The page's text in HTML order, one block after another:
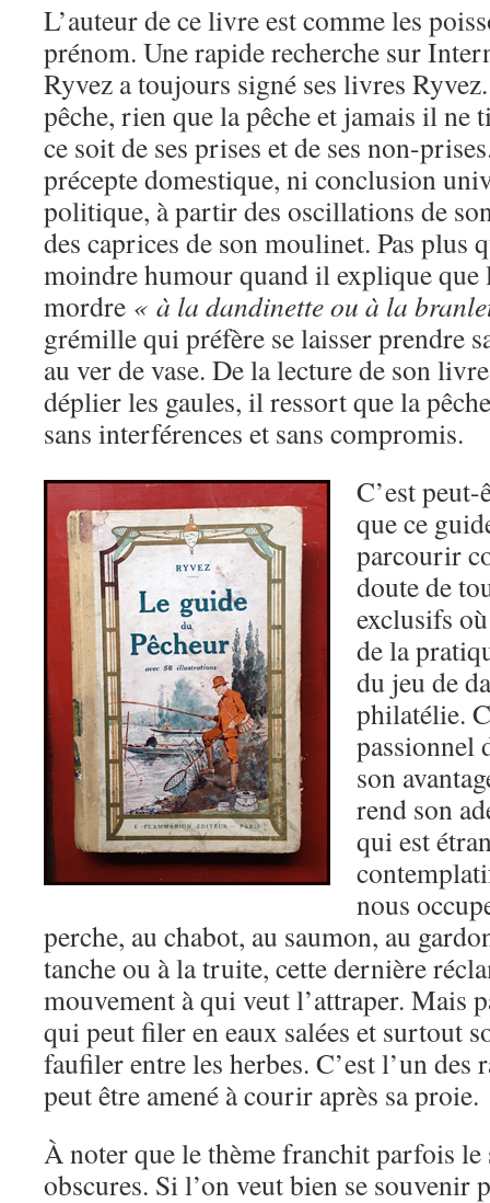
L’auteur de ce livre est comme les
prénom. Une rapide recherche sur
Ryvez a toujours signé ses livres
pêche, rien que la pêche et jamais il ne
ce soit de ses prises et de ses non-
précepte domestique, ni conclusion
politique, à partir des oscillations de
des caprices de son moulinet. Pas plus
moindre humour quand il explique que
mordre « à la dandinette ou à la
grémille qui préfère se laisser prendre
au ver de vase. De la lecture de son
déplier les gaules, il ressort que la
sans interférences et sans compromis.
C’est
que ce
parcourir
doute de
exclusifs
de la
du jeu de
philatélie.
passionnel
son
rend son
qui est
nous
perche, au chabot, au saumon, au
tanche ou à la truite, cette dernière
mouvement à qui veut l’attraper. Mais
qui peut filer en eaux salées et surtout
faufiler entre les herbes. C’est l’un des
peut être amené à courir après sa proie.
À noter que le thème franchit parfois le
obscures. Si l’on veut bien se souvenir